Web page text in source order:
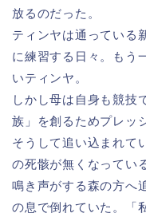
放るのだった。
ティンヤは通っている
に練習する日々。もう
いティンヤ。
しかし母は自身も競技
族」を創るためプレッ
そうして追い込まれて
の死骸が無くなってい
鳴き声がする森の方へ
の息で倒れていた。「